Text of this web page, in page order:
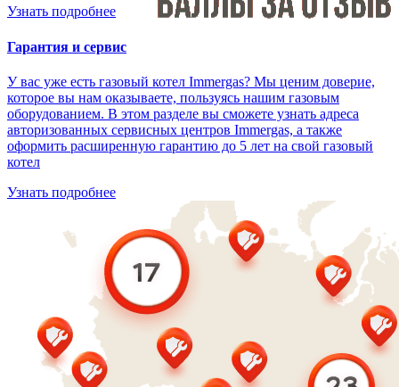
Узнать подробнее
Гарантия и сервис
У вас уже есть газовый котел Immergas? Мы ценим доверие,
которое вы нам оказываете, пользуясь нашим газовым
оборудованием. В этом разделе вы сможете узнать адреса
авторизованных сервисных центров Immergas, а также
оформить расширенную гарантию до 5 лет на свой газовый
котел
Узнать подробнее